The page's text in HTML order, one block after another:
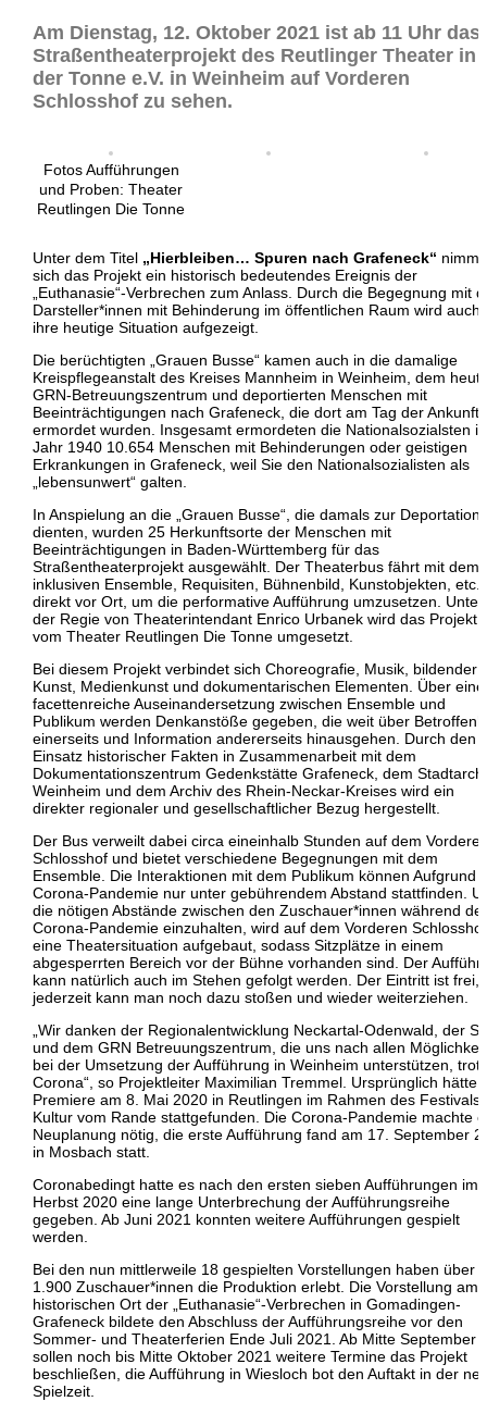
Am Dienstag, 12. Oktober 2021 ist ab 11 Uhr das
Straßentheaterprojekt des Reutlinger Theater in
der Tonne e.V. in Weinheim auf Vorderen
Schlosshof zu sehen.
Fotos Aufführungen
und Proben: Theater
Reutlingen Die Tonne
Unter dem Titel „Hierbleiben… Spuren nach Grafeneck“ nimmt
sich das Projekt ein historisch bedeutendes Ereignis der
„Euthanasie“-Verbrechen zum Anlass. Durch die Begegnung mit
Darsteller*innen mit Behinderung im öffentlichen Raum wird auch
ihre heutige Situation aufgezeigt.
Die berüchtigten „Grauen Busse“ kamen auch in die damalige
Kreispflegeanstalt des Kreises Mannheim in Weinheim, dem
GRN-Betreuungszentrum und deportierten Menschen mit
Beeinträchtigungen nach Grafeneck, die dort am Tag der Ankunft
ermordet wurden. Insgesamt ermordeten die Nationalsozialsten
Jahr 1940 10.654 Menschen mit Behinderungen oder geistigen
Erkrankungen in Grafeneck, weil Sie den Nationalsozialisten als
„lebensunwert“ galten.
In Anspielung an die „Grauen Busse“, die damals zur Deportation
dienten, wurden 25 Herkunftsorte der Menschen mit
Beeinträchtigungen in Baden-Württemberg für das
Straßentheaterprojekt ausgewählt. Der Theaterbus fährt mit dem
inklusiven Ensemble, Requisiten, Bühnenbild, Kunstobjekten, etc.
direkt vor Ort, um die performative Aufführung umzusetzen. Unter
der Regie von Theaterintendant Enrico Urbanek wird das Projekt
vom Theater Reutlingen Die Tonne umgesetzt.
Bei diesem Projekt verbindet sich Choreografie, Musik, bildender
Kunst, Medienkunst und dokumentarischen Elementen. Über eine
facettenreiche Auseinandersetzung zwischen Ensemble und
Publikum werden Denkanstöße gegeben, die weit über
einerseits und Information andererseits hinausgehen. Durch den
Einsatz historischer Fakten in Zusammenarbeit mit dem
Dokumentationszentrum Gedenkstätte Grafeneck, dem
Weinheim und dem Archiv des Rhein-Neckar-Kreises wird ein
direkter regionaler und gesellschaftlicher Bezug hergestellt.
Der Bus verweilt dabei circa eineinhalb Stunden auf dem
Schlosshof und bietet verschiedene Begegnungen mit dem
Ensemble. Die Interaktionen mit dem Publikum können Aufgrund
Corona-Pandemie nur unter gebührendem Abstand stattfinden.
die nötigen Abstände zwischen den Zuschauer*innen während der
Corona-Pandemie einzuhalten, wird auf dem Vorderen Schlosshof
eine Theatersituation aufgebaut, sodass Sitzplätze in einem
abgesperrten Bereich vor der Bühne vorhanden sind. Der
kann natürlich auch im Stehen gefolgt werden. Der Eintritt ist frei,
jederzeit kann man noch dazu stoßen und wieder weiterziehen.
„Wir danken der Regionalentwicklung Neckartal-Odenwald, der
und dem GRN Betreuungszentrum, die uns nach allen
bei der Umsetzung der Aufführung in Weinheim unterstützen, trotz
Corona“, so Projektleiter Maximilian Tremmel. Ursprünglich hätte
Premiere am 8. Mai 2020 in Reutlingen im Rahmen des Festivals
Kultur vom Rande stattgefunden. Die Corona-Pandemie machte
Neuplanung nötig, die erste Aufführung fand am 17. September
in Mosbach statt.
Coronabedingt hatte es nach den ersten sieben Aufführungen im
Herbst 2020 eine lange Unterbrechung der Aufführungsreihe
gegeben. Ab Juni 2021 konnten weitere Aufführungen gespielt
werden.
Bei den nun mittlerweile 18 gespielten Vorstellungen haben über
1.900 Zuschauer*innen die Produktion erlebt. Die Vorstellung am
historischen Ort der „Euthanasie“-Verbrechen in Gomadingen-
Grafeneck bildete den Abschluss der Aufführungsreihe vor den
Sommer- und Theaterferien Ende Juli 2021. Ab Mitte September
sollen noch bis Mitte Oktober 2021 weitere Termine das Projekt
beschließen, die Aufführung in Wiesloch bot den Auftakt in der
Spielzeit.